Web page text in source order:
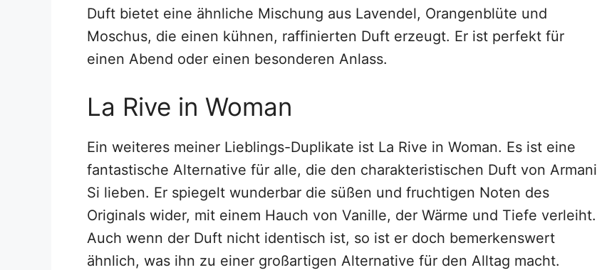
Duft bietet eine ähnliche Mischung aus Lavendel, Orangenblüte und
Moschus, die einen kühnen, raffinierten Duft erzeugt. Er ist perfekt für
einen Abend oder einen besonderen Anlass.
La Rive in Woman
Ein weiteres meiner Lieblings-Duplikate ist La Rive in Woman. Es ist eine
fantastische Alternative für alle, die den charakteristischen Duft von Armani
Si lieben. Er spiegelt wunderbar die süßen und fruchtigen Noten des
Originals wider, mit einem Hauch von Vanille, der Wärme und Tiefe verleiht.
Auch wenn der Duft nicht identisch ist, so ist er doch bemerkenswert
ähnlich, was ihn zu einer großartigen Alternative für den Alltag macht.